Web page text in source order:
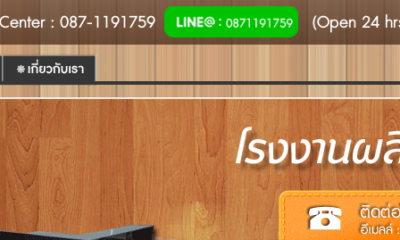
: 087-1191759 (Open 24